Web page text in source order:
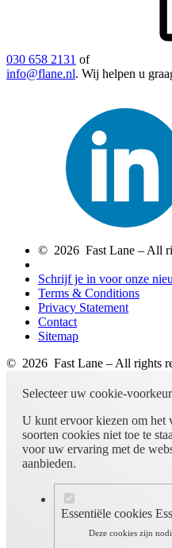
030 658 2131 of
info@flane.nl. Wij helpen u
© 2026 Fast Lane – All
Schrijf je in voor onze
Terms & Conditions
Privacy Statement
Contact
Sitemap
© 2026 Fast Lane – All rights
Selecteer uw cookie-
U kunt ervoor kiezen om het
soorten cookies niet toe te
voor uw ervaring met de
aanbieden.
Essentiële cookies
Deze cookies zijn